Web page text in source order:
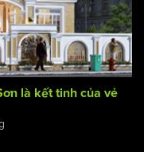
là kết tinh của vẻ